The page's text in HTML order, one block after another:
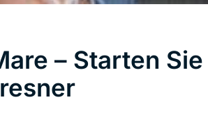
– Starten Sie